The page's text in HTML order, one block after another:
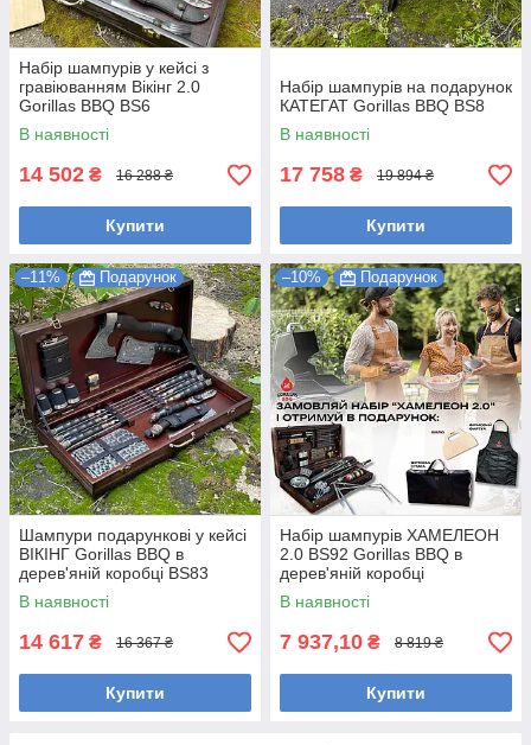
Набір шампурів у кейсі з
гравіюванням Вікінг 2.0
Gorillas BBQ BS6
В наявності
14 502 ₴ 16 288 ₴
Купити
Набір шампурів на подарунок
КАТЕГАТ Gorillas BBQ BS8
В наявності
17 758 ₴ 19 894 ₴
Купити
–11% Подарунок
Шампури подарункові у кейсі
ВІКІНГ Gorillas BBQ в
дерев'яній коробці BS83
В наявності
14 617 ₴ 16 367 ₴
Купити
–10% Подарунок
Набір шампурів ХАМЕЛЕОН
2.0 BS92 Gorillas BBQ в
дерев'яній коробці
В наявності
7 937,10 ₴ 8 819 ₴
Купити